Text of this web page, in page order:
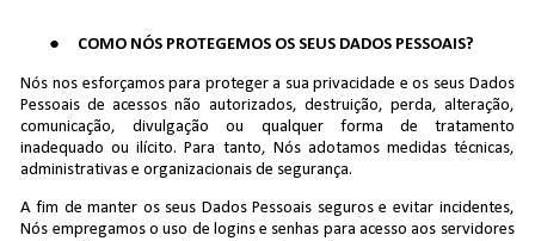
COMO NÓS PROTEGEMOS OS SEUS DADOS PESSOAIS?
Nós nos esforçamos para proteger a sua privacidade e os seus Dados
Pessoais de acessos não autorizados, destruição, perda, alteração,
comunicação, divulgação ou qualquer forma de tratamento
inadequado ou ilícito. Para tanto, Nós adotamos medidas técnicas,
administrativas e organizacionais de segurança.
A fim de manter os seus Dados Pessoais seguros e evitar incidentes,
Nós empregamos o uso de logins e senhas para acesso aos servidores